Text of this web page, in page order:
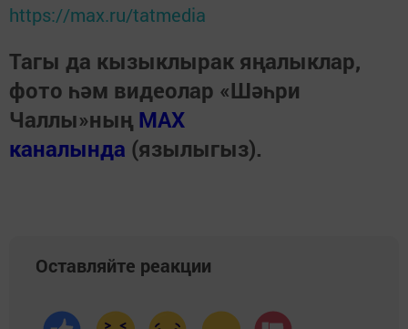
https://max.ru/tatmedia
Тагы да кызыклырак яңалыклар,
фото һәм видеолар «Шәһри
Чаллы»ның MAX
каналында (язылыгыз).
Оставляйте реакции